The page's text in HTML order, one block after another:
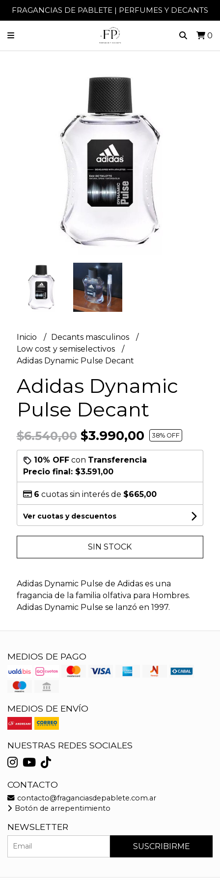
FRAGANCIAS DE PABLETE | PERFUMES Y DECANTS
0
Inicio
Decants masculinos
Low cost y semiselectivos
Adidas Dynamic Pulse Decant
Adidas Dynamic
Pulse Decant
$6.540,00$3.990,00 38% OFF
10% OFFcon Transferencia
Precio final: $3.591,00
6 cuotas sin interés de $665,00
Ver cuotas y descuentos
SIN STOCK
Adidas Dynamic Pulse de Adidas es una
fragancia de la familia olfativa para Hombres.
Adidas Dynamic Pulse se lanzó en 1997.
MEDIOS DE PAGO
MEDIOS DE ENVÍO
NUESTRAS REDES SOCIALES
CONTACTO
contacto@fraganciasdepablete.com.ar
Botón de arrepentimiento
NEWSLETTER
SUSCRIBIRME